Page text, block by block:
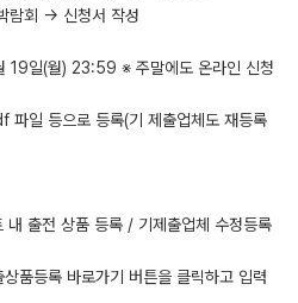
람회 → 신청서 작성
19일(월) 23:59 ※ 주말에도 온라인 신청
일 등으로 등록(기 제출업체도 재등록
출전 상품 등록 / 기제출업체 수정등록
품등록 바로가기 버튼을 클릭하고 입력